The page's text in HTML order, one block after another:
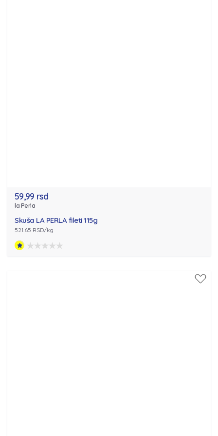
59,99 rsd
la Perla
Skuša LA PERLA fileti 115g
521.65 RSD/kg